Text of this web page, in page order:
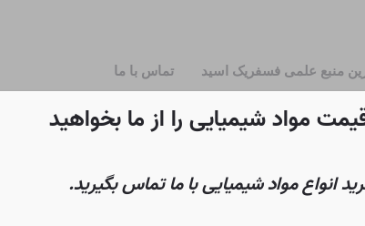
منبع علمی فسفریک اسید تماس با ما
مواد شیمیایی را از ما بخواهید
انواع مواد شیمیایی با ما تماس بگیرید.